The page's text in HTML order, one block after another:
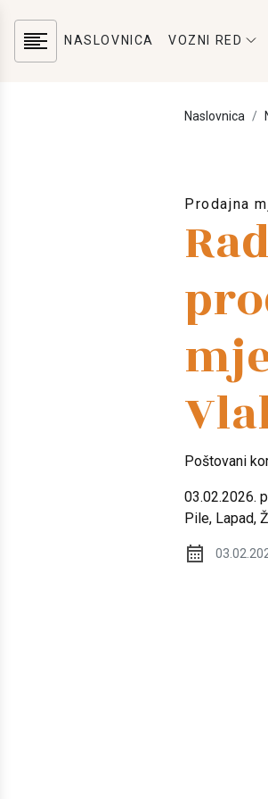
NASLOVNICA VOZNI RED
Naslovnica
Prodajna
Poštovani
03.02.2026.
Pile, Lapad,